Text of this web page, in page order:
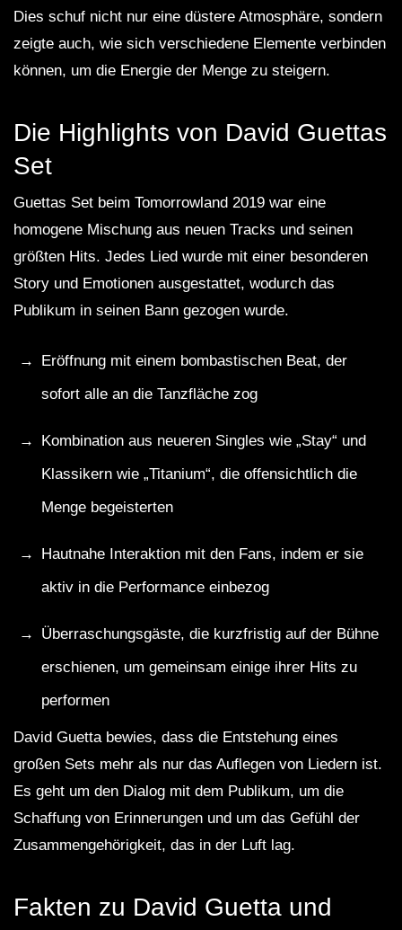
Dies schuf nicht nur eine düstere Atmosphäre, sondern
zeigte auch, wie sich verschiedene Elemente verbinden
können, um die Energie der Menge zu steigern.
Die Highlights von David Guettas
Set
Guettas Set beim Tomorrowland 2019 war eine
homogene Mischung aus neuen Tracks und seinen
größten Hits. Jedes Lied wurde mit einer besonderen
Story und Emotionen ausgestattet, wodurch das
Publikum in seinen Bann gezogen wurde.
Eröffnung mit einem bombastischen Beat, der
sofort alle an die Tanzfläche zog
Kombination aus neueren Singles wie „Stay“ und
Klassikern wie „Titanium“, die offensichtlich die
Menge begeisterten
Hautnahe Interaktion mit den Fans, indem er sie
aktiv in die Performance einbezog
Überraschungsgäste, die kurzfristig auf der Bühne
erschienen, um gemeinsam einige ihrer Hits zu
performen
David Guetta bewies, dass die Entstehung eines
großen Sets mehr als nur das Auflegen von Liedern ist.
Es geht um den Dialog mit dem Publikum, um die
Schaffung von Erinnerungen und um das Gefühl der
Zusammengehörigkeit, das in der Luft lag.
Fakten zu David Guetta und